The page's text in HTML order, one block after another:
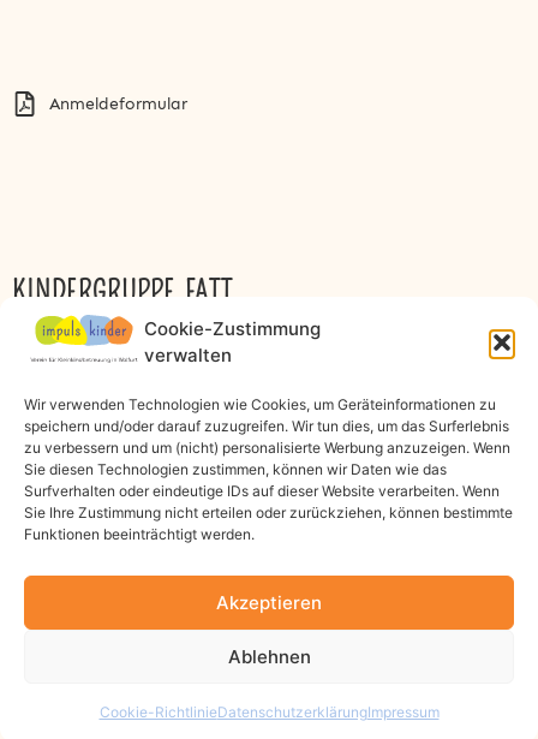
Cookie-Zustimmung
verwalten
Wir verwenden Technologien wie Cookies, um Geräteinformationen zu
speichern und/oder darauf zuzugreifen. Wir tun dies, um das Surferlebnis
zu verbessern und um (nicht) personalisierte Werbung anzuzeigen. Wenn
Sie diesen Technologien zustimmen, können wir Daten wie das
Surfverhalten oder eindeutige IDs auf dieser Website verarbeiten. Wenn
Sie Ihre Zustimmung nicht erteilen oder zurückziehen, können bestimmte
Funktionen beeinträchtigt werden.
Akzeptieren
Ablehnen
Cookie-RichtlinieDatenschutzerklärungImpressum
Anmeldeformular
KINDERGRUPPE FATT
Verein Impuls Kinder
Lauteracherstraße 18
6922 Wolfurt
E-Mail:
impuls.kinder.fatt@gmail.com
Telefon: